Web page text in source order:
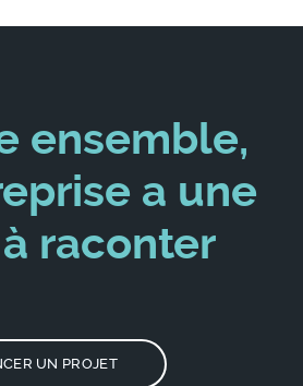
ensemble,
a une
raconter
UN PROJET